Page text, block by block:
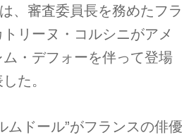
、審査委員長を務めたフラ
リーヌ・コルシニがアメ
ム・デフォーを伴って登場
た。
ムドール”がフランスの俳優